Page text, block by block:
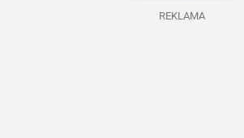
REKLAMA